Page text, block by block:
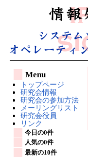
Menu
トップページ
研究会情報
研究会の参加方法
メーリングリスト
研究会役員
リンク
今日の0件
人気の0件
最新の10件